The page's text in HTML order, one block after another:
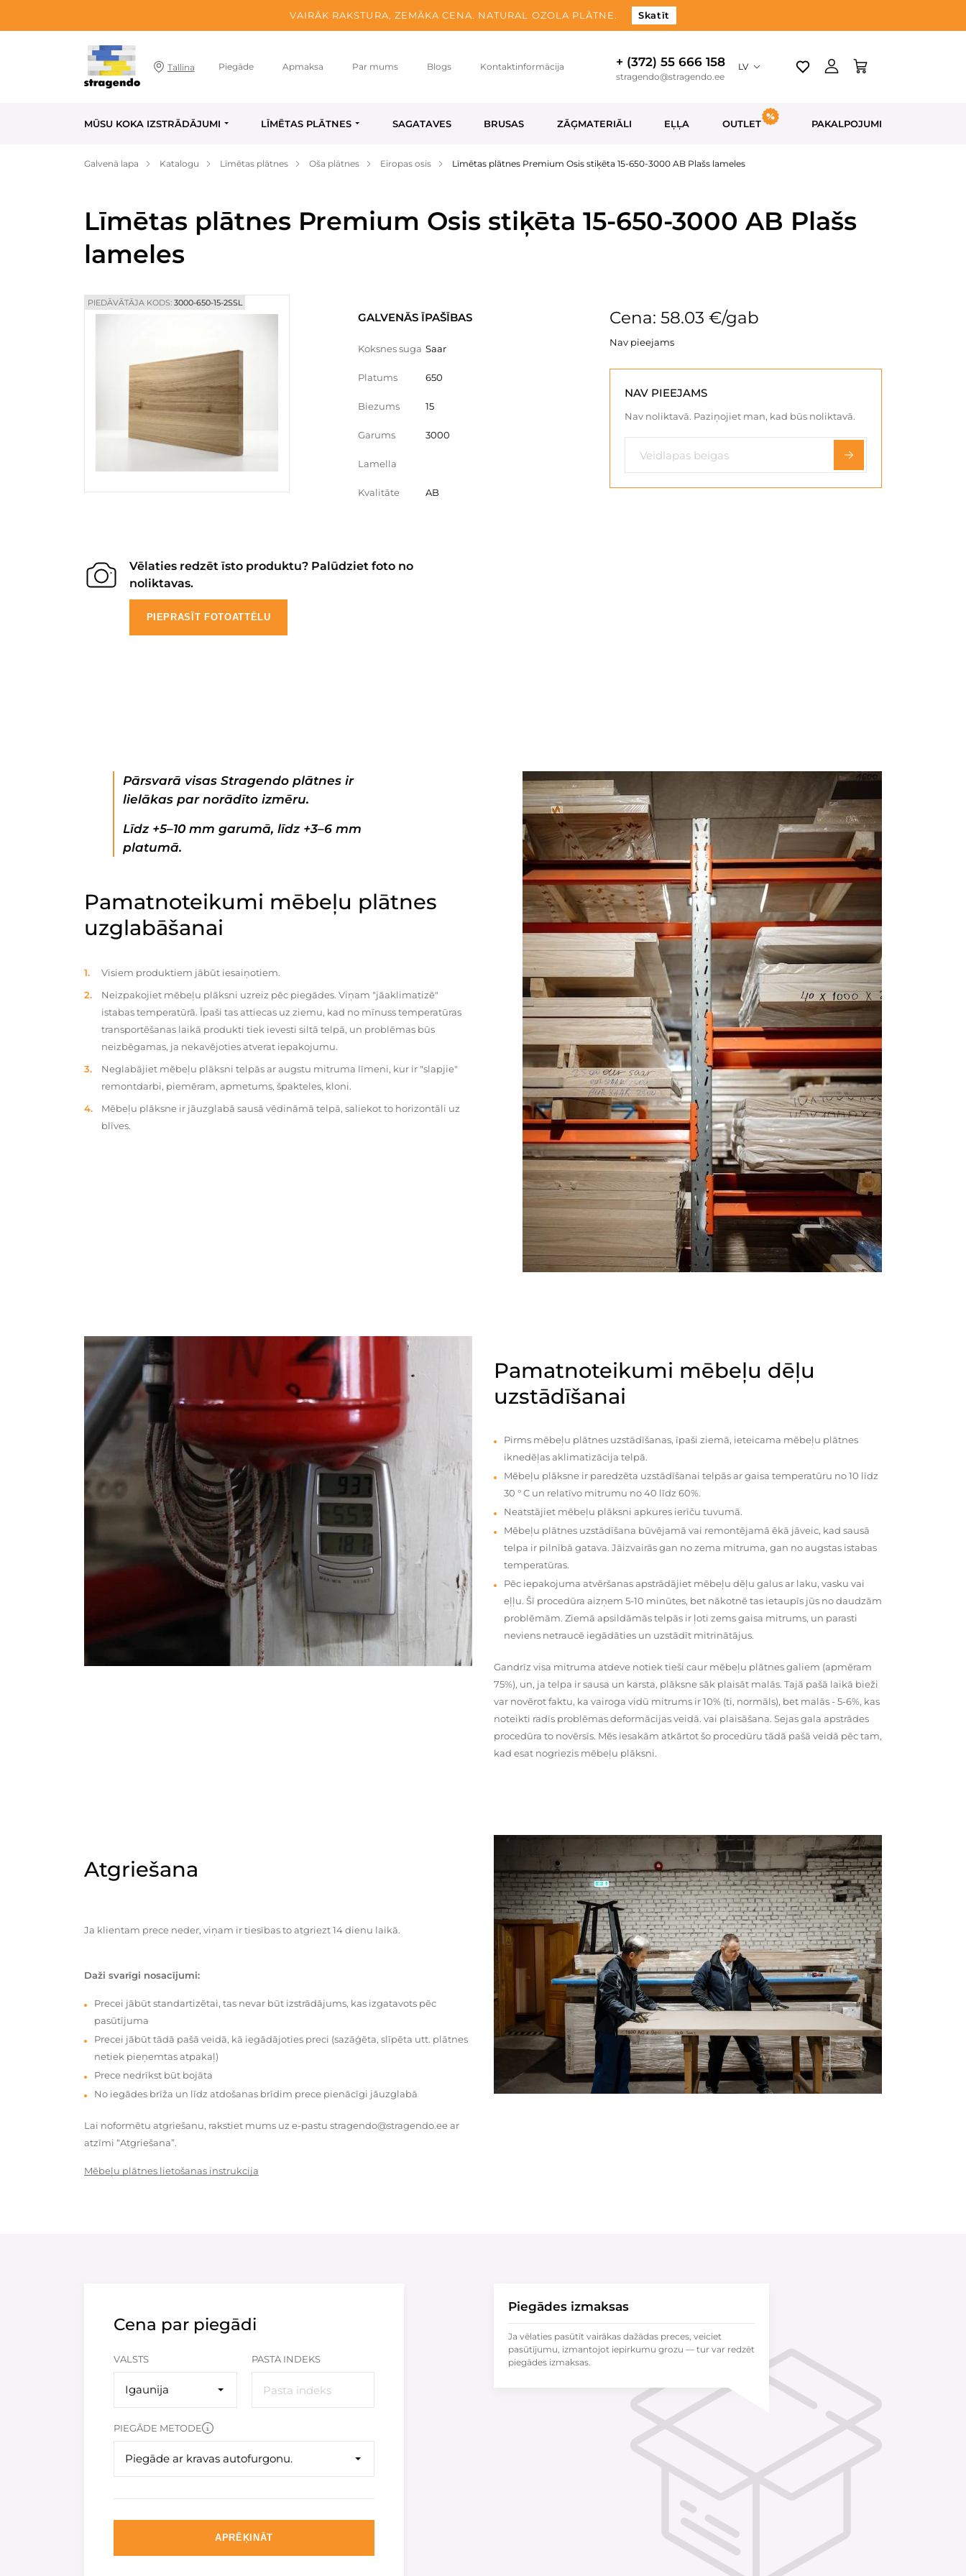
VAIRĀK RAKSTURA, ZEMĀKA CENA. NATURAL OZOLA PLĀTNE. Skatīt
Tallina Piegāde Apmaksa Par mums Blogs Kontaktinformācija + (372) 55 666 158
stragendo@stragendo.ee
LV
MŪSU KOKA IZSTRĀDĀJUMI LĪMĒTAS PLĀTNES SAGATAVES BRUSAS ZĀĢMATERIĀLI EĻĻA OUTLET PAKALPOJUMI
Galvenā lapa Katalogu Līmētas plātnes Oša plātnes Eiropas osis Līmētas plātnes Premium Osis stiķēta 15-650-3000 AB Plašs lameles
Līmētas plātnes Premium Osis stiķēta 15-650-3000 AB Plašs
lameles
PIEDĀVĀTĀJA KODS: 3000-650-15-2SSL
GALVENĀS ĪPAŠĪBAS
Koksnes suga Saar
Platums 650
Biezums 15
Garums 3000
Lamella
Kvalitāte AB
Cena: 58.03 €/gab
Nav pieejams
NAV PIEEJAMS
Nav noliktavā. Paziņojiet man, kad būs noliktavā.
Vēlaties redzēt īsto produktu? Palūdziet foto no
noliktavas.
PIEPRASĪT FOTOATTĒLU
Pārsvarā visas Stragendo plātnes ir
lielākas par norādīto izmēru.
Līdz +5–10 mm garumā, līdz +3–6 mm
platumā.
Pamatnoteikumi mēbeļu plātnes
uzglabāšanai
Visiem produktiem jābūt iesaiņotiem.
Neizpakojiet mēbeļu plāksni uzreiz pēc piegādes. Viņam "jāaklimatizē"
istabas temperatūrā. Īpaši tas attiecas uz ziemu, kad no mīnuss temperatūras
transportēšanas laikā produkti tiek ievesti siltā telpā, un problēmas būs
neizbēgamas, ja nekavējoties atverat iepakojumu.
Neglabājiet mēbeļu plāksni telpās ar augstu mitruma līmeni, kur ir "slapjie"
remontdarbi, piemēram, apmetums, špakteles, kloni.
Mēbeļu plāksne ir jāuzglabā sausā vēdināmā telpā, saliekot to horizontāli uz
blīves.
Pamatnoteikumi mēbeļu dēļu
uzstādīšanai
Pirms mēbeļu plātnes uzstādīšanas, īpaši ziemā, ieteicama mēbeļu plātnes
iknedēļas aklimatizācija telpā.
Mēbeļu plāksne ir paredzēta uzstādīšanai telpās ar gaisa temperatūru no 10 līdz
30 ° C un relatīvo mitrumu no 40 līdz 60%.
Neatstājiet mēbeļu plāksni apkures ierīču tuvumā.
Mēbeļu plātnes uzstādīšana būvējamā vai remontējamā ēkā jāveic, kad sausā
telpa ir pilnībā gatava. Jāizvairās gan no zema mitruma, gan no augstas istabas
temperatūras.
Pēc iepakojuma atvēršanas apstrādājiet mēbeļu dēļu galus ar laku, vasku vai
eļļu. Šī procedūra aizņem 5-10 minūtes, bet nākotnē tas ietaupīs jūs no daudzām
problēmām. Ziemā apsildāmās telpās ir ļoti zems gaisa mitrums, un parasti
neviens netraucē iegādāties un uzstādīt mitrinātājus.
Gandrīz visa mitruma atdeve notiek tieši caur mēbeļu plātnes galiem (apmēram
75%), un, ja telpa ir sausa un karsta, plāksne sāk plaisāt malās. Tajā pašā laikā bieži
var novērot faktu, ka vairoga vidū mitrums ir 10% (ti, normāls), bet malās - 5-6%, kas
noteikti radīs problēmas deformācijas veidā. vai plaisāšana. Sejas gala apstrādes
procedūra to novērsīs. Mēs iesakām atkārtot šo procedūru tādā pašā veidā pēc tam,
kad esat nogriezis mēbeļu plāksni.
Atgriešana
Ja klientam prece neder, viņam ir tiesības to atgriezt 14 dienu laikā.
Daži svarīgi nosacījumi:
Precei jābūt standartizētai, tas nevar būt izstrādājums, kas izgatavots pēc
pasūtījuma
Precei jābūt tādā pašā veidā, kā iegādājoties preci (sazāģēta, slīpēta utt. plātnes
netiek pieņemtas atpakaļ)
Prece nedrīkst būt bojāta
No iegādes brīža un līdz atdošanas brīdim prece pienācīgi jāuzglabā
Lai noformētu atgriešanu, rakstiet mums uz e-pastu stragendo@stragendo.ee ar
atzīmi “Atgriešana”.
Mēbeļu plātnes lietošanas instrukcija
Cena par piegādi
VALSTS
Igaunija
PASTA INDEKS
PIEGĀDE METODE
Piegāde ar kravas autofurgonu.
APRĒĶINĀT
Piegādes izmaksas
Ja vēlaties pasūtīt vairākas dažādas preces, veiciet
pasūtījumu, izmantojot iepirkumu grozu — tur var redzēt
piegādes izmaksas.